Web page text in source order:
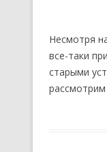
Несмотря
все-таки
старыми
рассмотрим